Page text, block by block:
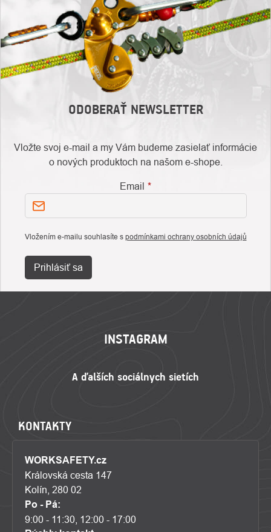
ODOBERAŤ NEWSLETTER
Vložte svoj e-mail a my Vám budeme zasielať informácie
o nových produktoch na našom e-shope.
Email
Vložením e-mailu souhlasíte s podmínkami ochrany osobních údajů
Prihlásiť sa
INSTAGRAM
KONTAKTY
WORKSAFETY.cz
Královská cesta 147
Kolín, 280 02
Po - Pá:
9:00 - 11:30, 12:00 - 17:00